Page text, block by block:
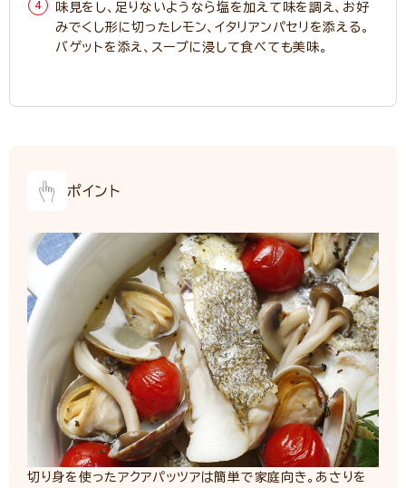
味見をし、足りないようなら塩を加えて味を調え、お好
みでくし形に切ったレモン、イタリアンパセリを添える。
バゲットを添え、スープに浸して食べても美味。
ポイント
切り身を使ったアクアパッツアは簡単で家庭向き。あさりを